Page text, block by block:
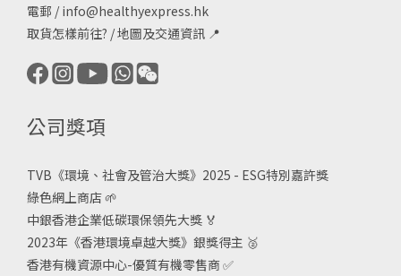
電郵 / info@healthyexpress.hk
取貨怎樣前往? /地圖及交通資訊 📍
公司獎項
TVB《環境、社會及管治大獎》2025 - ESG特別嘉許獎
綠色網上商店 🌱
中銀香港企業低碳環保領先大獎 🏅
2023年《香港環境卓越大獎》銀獎得主 🥈
香港有機資源中心-優質有機零售商✅